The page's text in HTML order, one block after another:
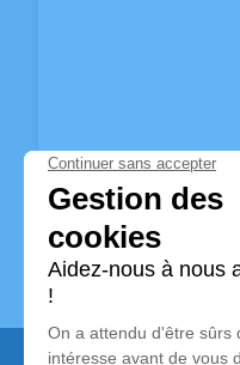
Vous ne trouvez
Pour affiner votre
Pour toute question